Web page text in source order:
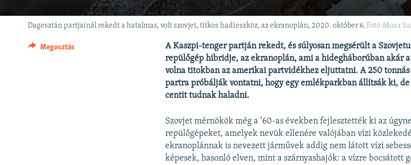
Dagesztán partjainál rekedt a hatalmas, volt szovjet, titkos hadieszköz, az ekranoplán, 2020. október 6. Fotó:Musa
Megosztás
A Kaszpi-tenger partján rekedt, és súlyosan megsérült a
repülőgép hibridje, az ekranoplán, ami a hidegháborúban akár
volna titokban az amerikai partvidékhez eljuttatni. A 250
partra próbálják vontatni, hogy egy emlékparkban állítsák ki, de
centit tudnak haladni.
Szovjet mérnökök még a ’60-as években fejlesztették ki az
repülőgépeket, amelyek nevük ellenére valójában vízi
ekranoplánnak is nevezett járművek addig nem látott vízi
képesek, hasonló elven, mint a szárnyashajók: a vízre bocsátott